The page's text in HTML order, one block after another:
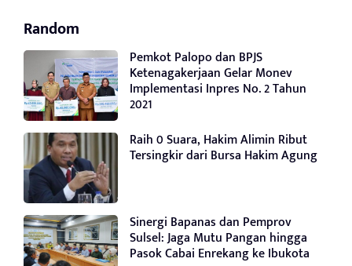
Random
Pemkot Palopo dan BPJS
Ketenagakerjaan Gelar Monev
Implementasi Inpres No. 2 Tahun
2021
Raih 0 Suara, Hakim Alimin Ribut
Tersingkir dari Bursa Hakim Agung
Sinergi Bapanas dan Pemprov
Sulsel: Jaga Mutu Pangan hingga
Pasok Cabai Enrekang ke Ibukota